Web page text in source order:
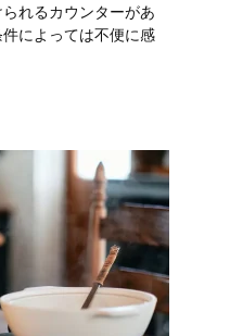
れるカウンターがあ
によっては不便に感